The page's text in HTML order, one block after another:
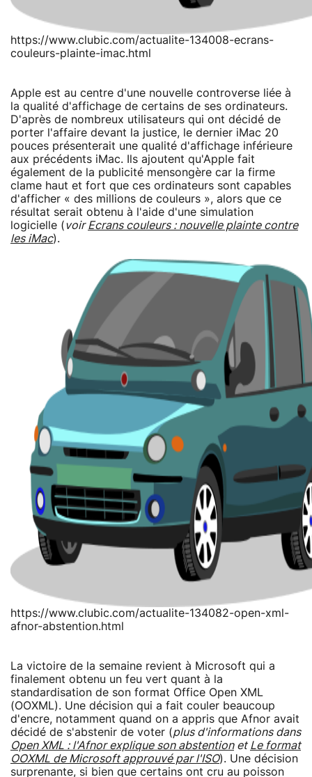
https://www.clubic.com/actualite-134008-ecrans-
couleurs-plainte-imac.html
Apple est au centre d'une nouvelle controverse liée à
la qualité d'affichage de certains de ses ordinateurs.
D'après de nombreux utilisateurs qui ont décidé de
porter l'affaire devant la justice, le dernier iMac 20
pouces présenterait une qualité d'affichage inférieure
aux précédents iMac. Ils ajoutent qu'Apple fait
également de la publicité mensongère car la firme
clame haut et fort que ces ordinateurs sont capables
d'afficher « des millions de couleurs », alors que ce
résultat serait obtenu à l'aide d'une simulation
logicielle (voirEcrans couleurs : nouvelle plainte contre
les iMac).
https://www.clubic.com/actualite-134082-open-xml-
afnor-abstention.html
La victoire de la semaine revient à Microsoft qui a
finalement obtenu un feu vert quant à la
standardisation de son format Office Open XML
(OOXML). Une décision qui a fait couler beaucoup
d'encre, notamment quand on a appris que Afnor avait
décidé de s'abstenir de voter (plus d'informations dans
Open XML : l'Afnor explique son abstentionet Le format
OOXML de Microsoft approuvé par l'ISO). Une décision
surprenante, si bien que certains ont cru au poisson